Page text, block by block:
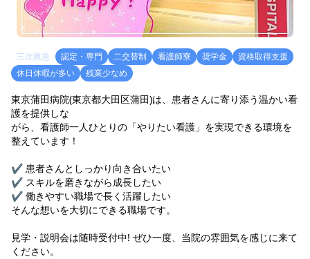
三次救急 認定・専門 二交替制 看護師寮 奨学金
資格取得支援
休日休暇が多い
残業少なめ
東京蒲田病院(東京都大田区蒲田)は、患者さんに寄り添う温かい看
護を提供しな
がら、看護師一人ひとりの「やりたい看護」を実現できる環境を
整えています！
✔ 患者さんとしっかり向き合いたい
✔ スキルを磨きながら成長したい
✔ 働きやすい職場で長く活躍したい
そんな想いを大切にできる職場です。
見学・説明会は随時受付中! ぜひ一度、当院の雰囲気を感じに来て
ください。